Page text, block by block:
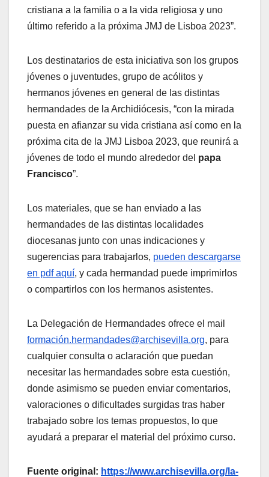
cristiana a la familia o a la vida religiosa y uno
último referido a la próxima JMJ de Lisboa 2023”.
Los destinatarios de esta iniciativa son los grupos
jóvenes o juventudes, grupo de acólitos y
hermanos jóvenes en general de las distintas
hermandades de la Archidiócesis, “con la mirada
puesta en afianzar su vida cristiana así como en la
próxima cita de la JMJ Lisboa 2023, que reunirá a
jóvenes de todo el mundo alrededor del papa
Francisco”.
Los materiales, que se han enviado a las
hermandades de las distintas localidades
diocesanas junto con unas indicaciones y
sugerencias para trabajarlos, pueden descargarse
en pdf aquí, y cada hermandad puede imprimirlos
o compartirlos con los hermanos asistentes.
La Delegación de Hermandades ofrece el mail
formación.hermandades@archisevilla.org, para
cualquier consulta o aclaración que puedan
necesitar las hermandades sobre esta cuestión,
donde asimismo se pueden enviar comentarios,
valoraciones o dificultades surgidas tras haber
trabajado sobre los temas propuestos, lo que
ayudará a preparar el material del próximo curso.
Fuente original: https://www.archisevilla.org/la-